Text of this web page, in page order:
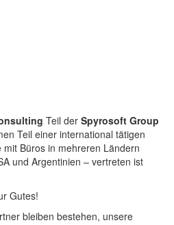
Teil der Spyrosoft Group
Teil einer international tätigen
mit Büros in mehreren Ländern
und Argentinien – vertreten ist
Gutes!
bleiben bestehen, unsere